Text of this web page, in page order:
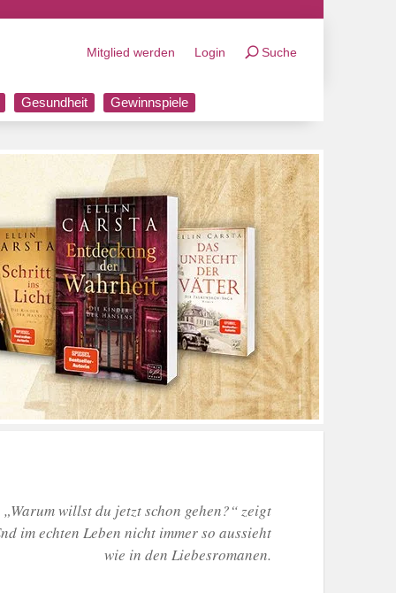
Mitglied werden Login Suche
Gesundheit Gewinnspiele
willst du jetzt schon gehen?“ zeigt
im echten Leben nicht immer so aussieht
wie in den Liebesromanen.